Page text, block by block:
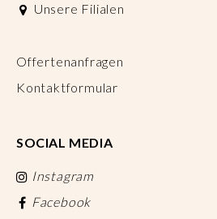
Unsere Filialen
Offertenanfragen
Kontaktformular
SOCIAL MEDIA
Instagram
Facebook